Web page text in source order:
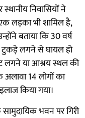
निवासियों ने
एक लड़का भी शामिल है,
बताया कि 30 वर्ष
लगने से घायल हो
लगने या आश्रय स्थल की
14 लोगों का
किया गया।
भवन पर गिरी